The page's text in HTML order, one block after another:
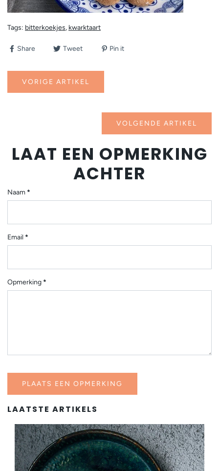
Tags: bitterkoekjes, kwarktaart
Share Tweet Pin it
VORIGE ARTIKEL
VOLGENDE ARTIKEL
LAAT EEN OPMERKING
ACHTER
Naam *
Email *
Opmerking *
LAATSTE ARTIKELS